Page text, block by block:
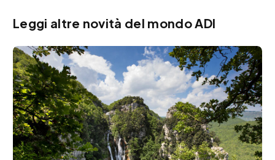
Leggi altre novità del mondo ADI